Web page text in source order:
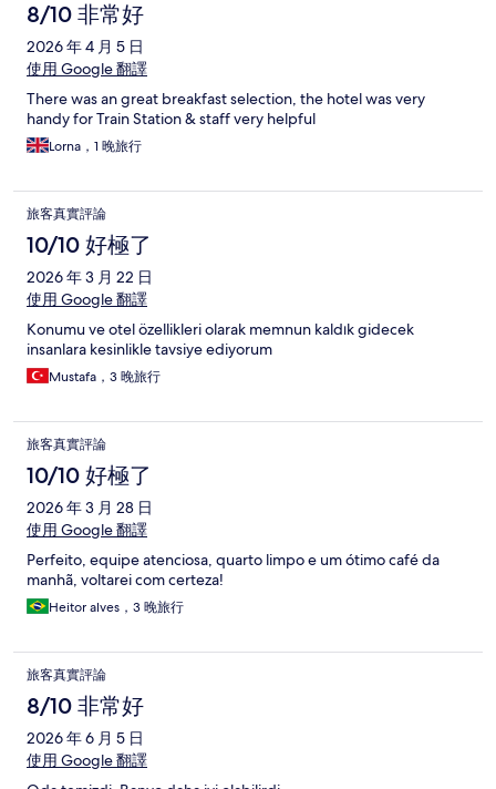
8/10 非常好
2026 年 4 月 5 日
使用 Google 翻譯
There was an great breakfast selection, the hotel was very
handy for Train Station & staff very helpful
Lorna，1 晚旅行
旅客真實評論
10/10 好極了
2026 年 3 月 22 日
使用 Google 翻譯
Konumu ve otel özellikleri olarak memnun kaldık gidecek
insanlara kesinlikle tavsiye ediyorum
Mustafa，3 晚旅行
旅客真實評論
10/10 好極了
2026 年 3 月 28 日
使用 Google 翻譯
Perfeito, equipe atenciosa, quarto limpo e um ótimo café da
manhã, voltarei com certeza!
Heitor alves，3 晚旅行
旅客真實評論
8/10 非常好
2026 年 6 月 5 日
使用 Google 翻譯